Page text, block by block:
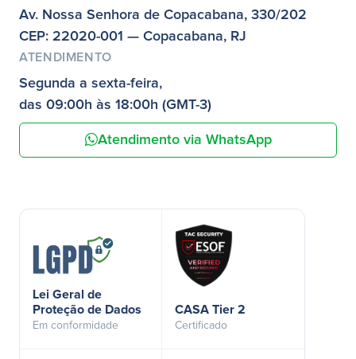
Av. Nossa Senhora de Copacabana, 330/202
CEP: 22020-001 — Copacabana, RJ
ATENDIMENTO
Segunda a sexta-feira,
das 09:00h às 18:00h (GMT-3)
Atendimento via WhatsApp
Lei Geral de
Proteção de Dados
Em conformidade
CASA Tier 2
Certificado